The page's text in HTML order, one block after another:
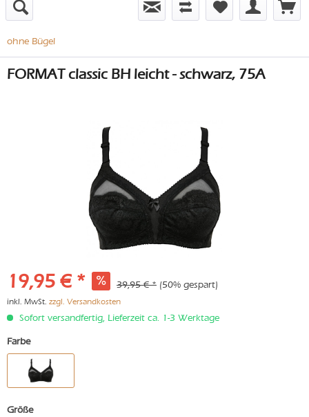
ohne Bügel
FORMAT classic BH leicht - schwarz, 75A
19,95 € * 39,95 € * (50% gespart)
inkl. MwSt. zzgl. Versandkosten
Sofort versandfertig, Lieferzeit ca. 1-3 Werktage
Farbe
Größe